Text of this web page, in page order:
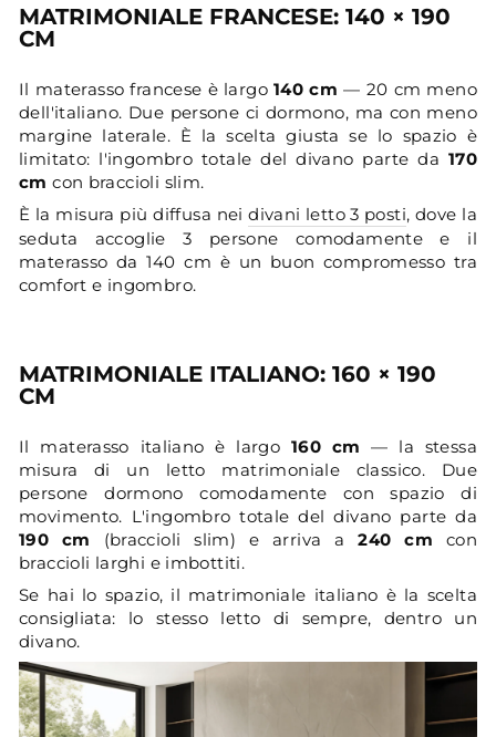
MATRIMONIALE FRANCESE: 140 × 190
CM
Il materasso francese è largo140 cm — 20 cm meno
dell'italiano. Due persone ci dormono, ma con meno
margine laterale. È la scelta giusta se lo spazio è
limitato: l'ingombro totale del divano parte da 170
cm con braccioli slim.
È la misura più diffusa neidivani letto 3 posti, dove la
seduta accoglie 3 persone comodamente e il
materasso da 140 cm è un buon compromesso tra
comfort e ingombro.
MATRIMONIALE ITALIANO: 160 × 190
CM
Il materasso italiano è largo 160 cm — la stessa
misura di un letto matrimoniale classico. Due
persone dormono comodamente con spazio di
movimento. L'ingombro totale del divano parte da
190 cm (braccioli slim) e arriva a240 cm con
braccioli larghi e imbottiti.
Se hai lo spazio, il matrimoniale italiano è la scelta
consigliata: lo stesso letto di sempre, dentro un
divano.